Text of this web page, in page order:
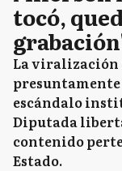
tocó,
La viralización
presuntamente
escándalo
Diputada
contenido
Estado.